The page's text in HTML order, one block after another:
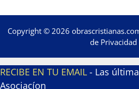
Copyright © 2026
de Privacidad
RECIBE EN TU EMAIL - Las
Asociacíon